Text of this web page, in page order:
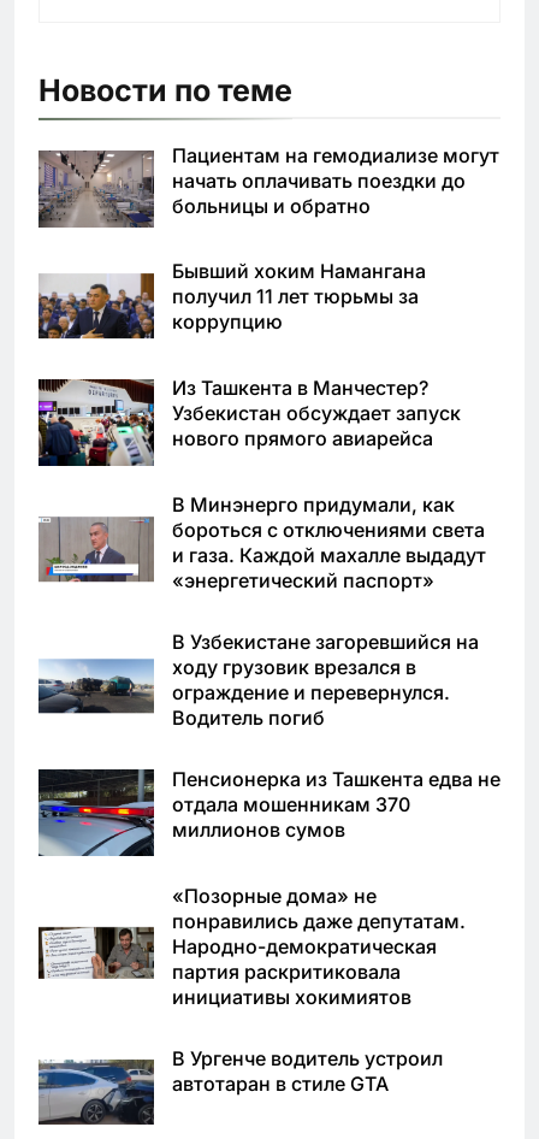
Новости по теме
Пациентам на гемодиализе могут
начать оплачивать поездки до
больницы и обратно
Бывший хоким Намангана
получил 11 лет тюрьмы за
коррупцию
Из Ташкента в Манчестер?
Узбекистан обсуждает запуск
нового прямого авиарейса
В Минэнерго придумали, как
бороться с отключениями света
и газа. Каждой махалле выдадут
«энергетический паспорт»
В Узбекистане загоревшийся на
ходу грузовик врезался в
ограждение и перевернулся.
Водитель погиб
Пенсионерка из Ташкента едва не
отдала мошенникам 370
миллионов сумов
«Позорные дома» не
понравились даже депутатам.
Народно-демократическая
партия раскритиковала
инициативы хокимиятов
В Ургенче водитель устроил
автотаран в стиле GTA